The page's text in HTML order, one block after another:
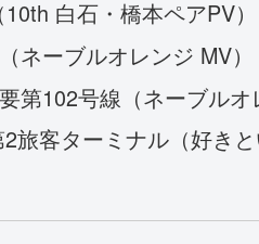
白石・橋本ペアPV）
ネーブルオレンジ MV）
第102号線（ネーブルオ
旅客ターミナル（好き